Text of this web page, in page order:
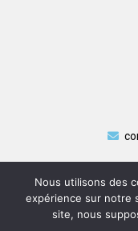
Nous utilisons des
expérience sur notre
site, nous